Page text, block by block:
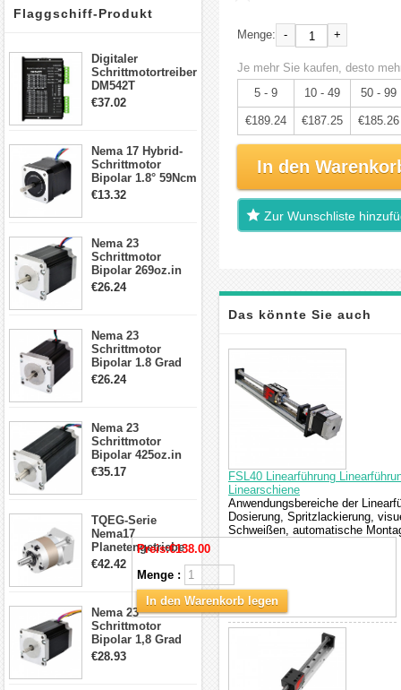
Flaggschiff-Produkt
Digitaler
Schrittmotortreiber
DM542T
Schrittmotor
Schrittmotor
€37.02
Nema 17 Hybrid-
Schrittmotor
Bipolar 1.8° 59Ncm
2A 4 Drähte mit 1m
€13.32
Nema 23
Schrittmotor
Bipolar 269oz.in
2,8A 57x57x76mm
€26.24
Nema 23
Schrittmotor
Bipolar 1.8 Grad
1.9Nm 3A 3.36V 4
€26.24
Nema 23
Schrittmotor
Bipolar 425oz.in
4.2A 57x57x114mm
€35.17
TQEG-Serie
Nema17
Planetengetriebe
5:1 Spiel 15Arc-
min für Nema 17
Getriebe
Schrittmotor
€42.42
Nema 23
Schrittmotor
Bipolar 1,8 Grad
2,83Nm 4 A 2,26V
€28.93
Menge: - +
Je mehr Sie kaufen, desto
5 - 9
10 - 49 50 - 99
€189.24 €187.25 €185.26
In den
Zur Wunschliste
Das könnte Sie auch
interessieren
FSL40 Linearführung
Linearschiene
Anwendungsbereiche der
Dosierung, Spritzlackierung,
Schweißen, automatische
Preis:€138.00
Menge :
In den Warenkorb legen